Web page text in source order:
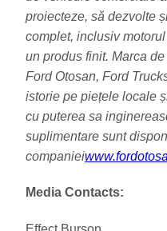
proiecteze, să dezvolte
complet, inclusiv
un produs finit. Marca
Ford Otosan, Ford
istorie pe piețele locale
cu puterea sa
suplimentare sunt
companiei
Media Contacts: